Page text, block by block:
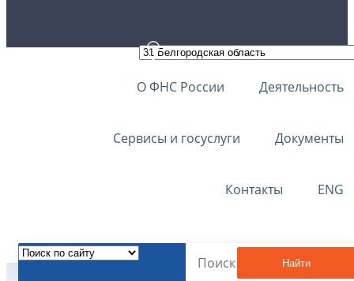
О ФНС России Деятельность
Сервисы и госуслуги Документы
Контакты ENG
Найти